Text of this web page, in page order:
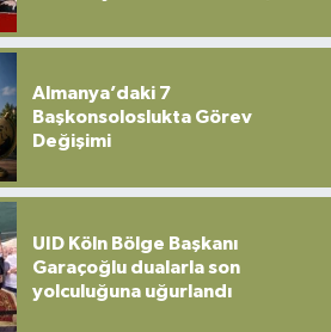
Almanya’daki 7
Başkonsoloslukta Görev
Değişimi
UID Köln Bölge Başkanı
Garaçoğlu dualarla son
yolculuğuna uğurlandı